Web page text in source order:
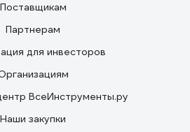
Поставщикам
Партнерам
для инвесторов
ВсеИнструменты.ру
Наши закупки